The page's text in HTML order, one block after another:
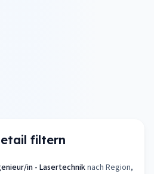
filtern
in - Lasertechniknach Region,